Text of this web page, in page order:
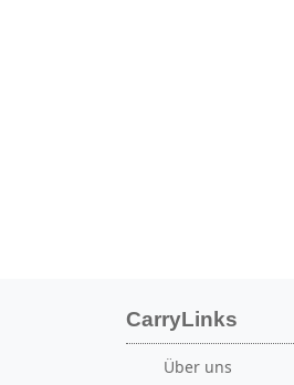
CarryLinks
Über uns